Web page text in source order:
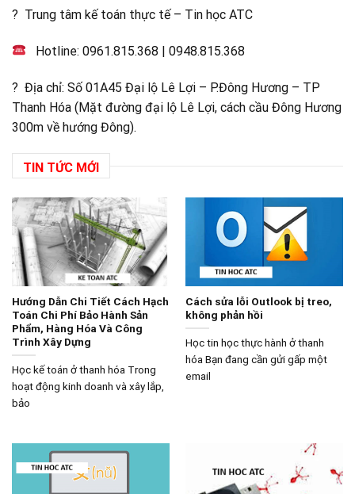
? Trung tâm kế toán thực tế – Tin học ATC
Hotline:0961.815.368 |0948.815.368
? Địa chỉ: Số 01A45 Đại lộ Lê Lợi – P.Đông Hương – TP
Thanh Hóa (Mặt đường đại lộ Lê Lợi, cách cầu Đông Hương
300m về hướng Đông).
TIN TỨC MỚI
Hướng Dẫn Chi Tiết Cách Hạch
Toán Chi Phí Bảo Hành Sản
Phẩm, Hàng Hóa Và Công
Trình Xây Dựng
Học kế toán ở thanh hóa Trong
hoạt động kinh doanh và xây lắp,
bảo
Cách sửa lỗi Outlook bị treo,
không phản hồi
Học tin học thực hành ở thanh
hóa Bạn đang cần gửi gấp một
email